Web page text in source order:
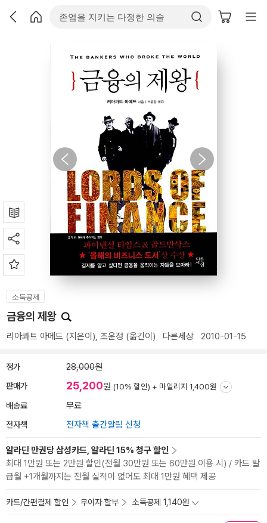
소득공제
금융의 제왕
리아콰트 아메드 (지은이), 조윤정 (옮긴이) 다른세상 2010-01-15
정가 28,000원
판매가 25,200원 (10% 할인) + 마일리지 1,400원
배송료 무료
전자책 전자책 출간알림 신청
알라딘 만권당 삼성카드, 알라딘 15% 청구 할인
최대 1만원 또는 2만원 할인(전월 30만원 또는 60만원 이용 시) / 카드 발
급월 +1개월까지는 전월 실적이 없어도 최대 1만원 혜택 제공
카드/간편결제 할인 무이자 할부 소득공제 1,140원